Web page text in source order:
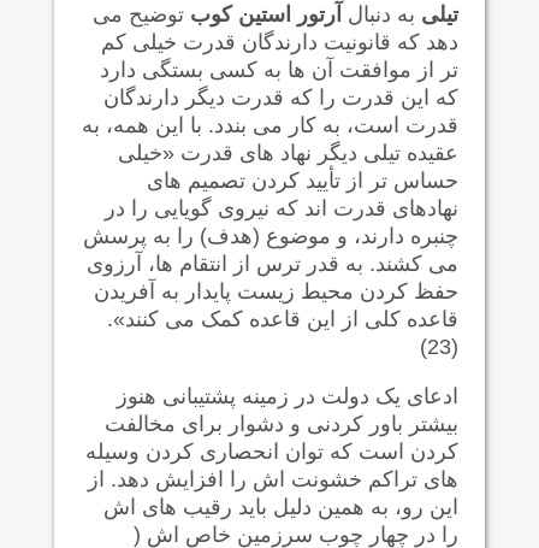
تیلی به دنبال آرتور استین کوب توضیح می
دهد که قانونیت دارندگان قدرت خیلی کم
تر از موافقت آن ها به کسی بستگی دارد
که این قدرت را که قدرت دیگر دارندگان
قدرت است، به کار می بندد. با این همه، به
عقیده تیلی دیگر نهاد های قدرت «خیلی
حساس تر از تأیید کردن تصمیم های
نهادهای قدرت اند که نیروی گویایی را در
چنبره دارند، و موضوع (هدف) را به پرسش
می کشند. به قدر ترس از انتقام ها، آرزوی
حفظ کردن محیط زیست پایدار به آفریدن
قاعده کلی از این قاعده کمک می کنند».
(23)
ادعای یک دولت در زمینه پشتیبانی هنوز
بیشتر باور کردنی و دشوار برای مخالفت
کردن است که توان انحصاری کردن وسیله
های تراکم خشونت اش را افزایش دهد. از
این رو، به همین دلیل باید رقیب های اش
را در چهار چوب سرزمین خاص اش (